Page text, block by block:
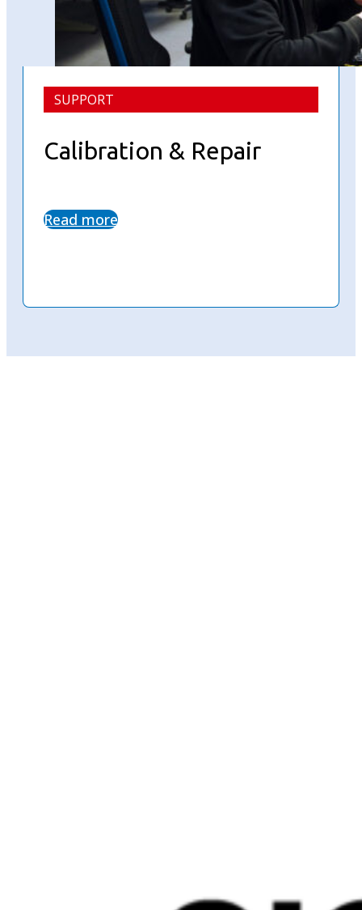
SUPPORT
Calibration & Repair
Read more